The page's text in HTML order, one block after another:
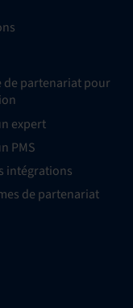
de partenariat pour
expert
PMS
intégrations
de partenariat